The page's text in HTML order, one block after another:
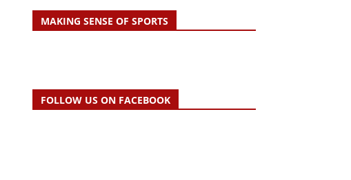
MAKING SENSE OF SPORTS
FOLLOW US ON FACEBOOK